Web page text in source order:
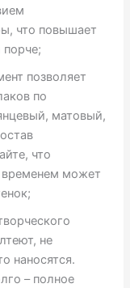
что повышает
порче;
позволяет
по
матовый,
что
временем может
не
наносятся.
– полное